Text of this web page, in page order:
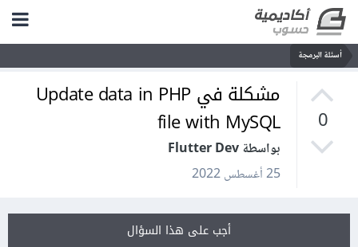
أسئلة البرمجة
0
مشكلة في Update data in PHP
file with MySQL
بواسطة Flutter Dev
25 أغسطس 2022
أجب على هذا السؤال